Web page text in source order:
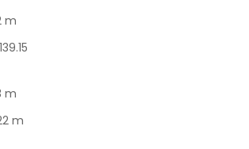
m
m
m